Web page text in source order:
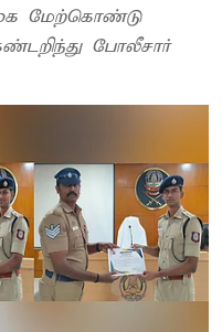
மேற்கொண்டு
போலீசார்